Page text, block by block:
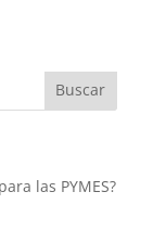
las PYMES?